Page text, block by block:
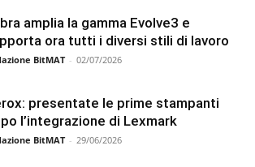
amplia la gamma Evolve3 e
ora tutti i diversi stili di lavoro
BitMAT - 02/07/2026
presentate le prime stampanti
l’integrazione di Lexmark
BitMAT - 29/06/2026